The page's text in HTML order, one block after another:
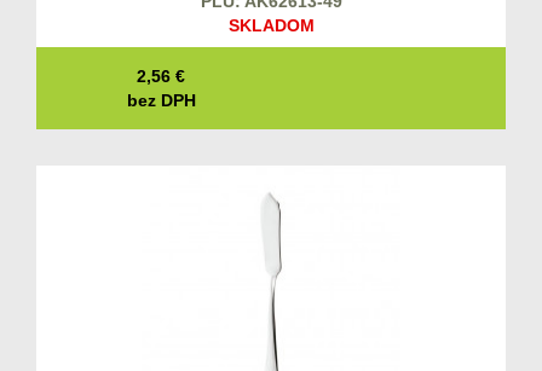
SKLADOM
2,56 €
bez DPH